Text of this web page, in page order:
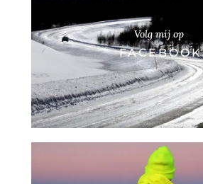
Volg mij op
FACEBOOK